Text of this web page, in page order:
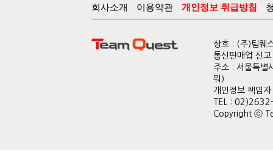
회사소개 이용약관 개인정보 취급방침
상호 : (주)팀퀘
통신판매업 신
주소 : 서울특
워)
개인정보 책
TEL :
Copyright ⓒ